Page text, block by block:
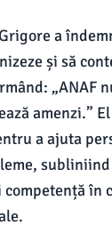
a
și să
„ANAF
amenzi.”
a ajuta
în